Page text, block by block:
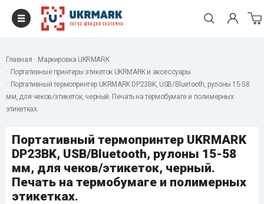
Главная
Маркировка UKRMARK
Портативные принтеры этикеток UKRMARK и аксессуары
Портативный термопринтер UKRMARK DP23BK, USB/Bluetooth, рулоны 15-58
мм, для чеков/этикеток, черный. Печать на термобумаге и полимерных
этикетках.
Портативный термопринтер UKRMARK
DP23BK, USB/Bluetooth, рулоны 15-58
мм, для чеков/этикеток, черный.
Печать на термобумаге и полимерных
этикетках.